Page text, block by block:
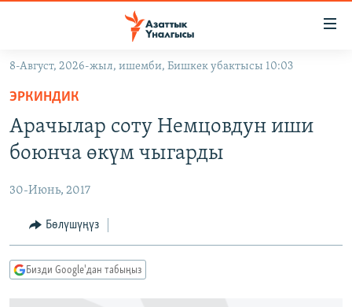
Навигацияга
өтүңүз
Издөөгө
салыңызКЫРГЫЗСТАН
ЭКОНОМИКА
МАДАНИЯТ
ДҮЙНӨ
БОРБОР АЗИЯ
АТАЙЫН ИЛИКТӨӨ
ТВ ПРОГРАММАЛАР
ЭКСПЕРТТЕР ТАЛДАЙТ
ӨЗГӨЧӨ ПИКИР
8-Август, 2026-жыл, ишемби, Бишкек убактысы 10:03
ЭРКИНДИК
Арачылар соту Немцовдун иши
боюнча өкүм чыгарды
30-Июнь, 2017
Бөлүшүңүз
Бизди Google'дан табыңыз